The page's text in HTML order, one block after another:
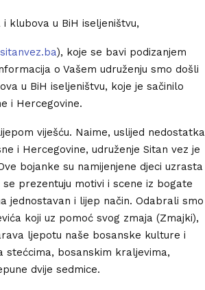
klubova u BiH iseljeništvu,
), koje se bavi podizanjem
o Vašem udruženju smo došli
u BiH iseljeništvu, koje je sačinilo
i Hercegovine.
viješću. Naime, uslijed nedostatka
i Hercegovine, udruženje Sitan vez je
bojanke su namijenjene djeci uzrasta
prezentuju motivi i scene iz bogate
jednostavan i lijep način. Odabrali smo
koji uz pomoć svog zmaja (Zmajki),
ljepotu naše bosanske kulture i
stećcima, bosanskim kraljevima,
dvije sedmice.